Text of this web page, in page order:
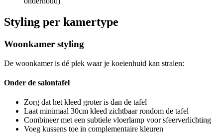
Styling per kamertype
Woonkamer styling
De woonkamer is dé plek waar je koeienhuid kan stralen:
Onder de salontafel
Zorg dat het kleed groter is dan de tafel
Laat minimaal 30cm kleed zichtbaar rondom de tafel
Combineer met een subtiele vloerlamp voor sfeerverlichting
Voeg kussens toe in complementaire kleuren